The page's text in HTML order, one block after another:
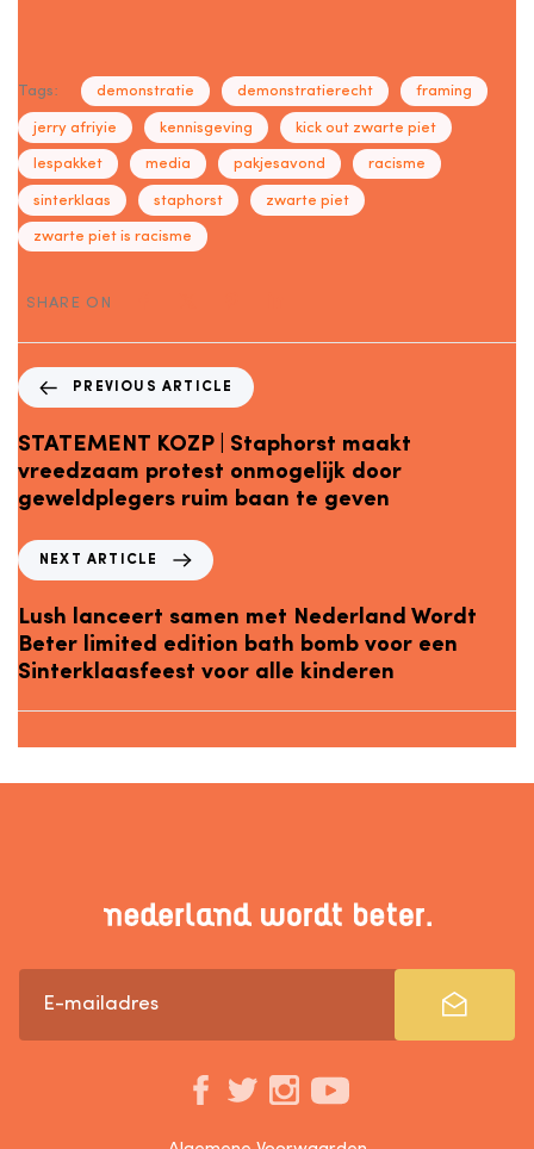
Tags: demonstratie demonstratierecht framing
jerry afriyie kennisgeving kick out zwarte piet
lespakket media pakjesavond racisme
sinterklaas staphorst zwarte piet
zwarte piet is racisme
SHARE ON
PREVIOUS ARTICLE
STATEMENT KOZP | Staphorst maakt
vreedzaam protest onmogelijk door
geweldplegers ruim baan te geven
NEXT ARTICLE
Lush lanceert samen met Nederland Wordt
Beter limited edition bath bomb voor een
Sinterklaasfeest voor alle kinderen